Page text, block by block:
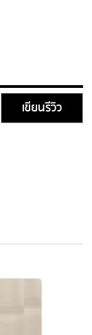
เขียนรีวิว